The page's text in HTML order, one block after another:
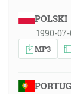
POLSKI
1990-
MP3